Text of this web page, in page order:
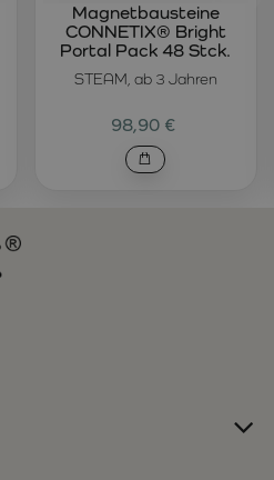
STEAM, ab 3 Jahren
Magnetbausteine
CONNETIX® Bright
Portal Pack 48 Stck.
98,90 €